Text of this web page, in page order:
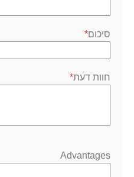
סיכום
חוות דעת
Advantages